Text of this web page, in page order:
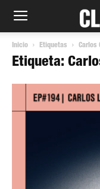
Inicio Etiquetas Carlos
Etiqueta: